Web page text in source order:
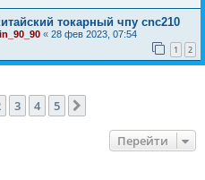
токарный чпу cnc210
« 28 фев 2023, 07:54
1 2
3 4 5
Перейти